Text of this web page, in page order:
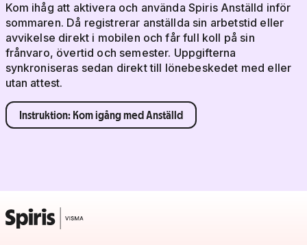
Kom ihåg att aktivera och använda Spiris Anställd inför
sommaren. Då registrerar anställda sin arbetstid eller
avvikelse direkt i mobilen och får full koll på sin
frånvaro, övertid och semester. Uppgifterna
synkroniseras sedan direkt till lönebeskedet med eller
utan attest.
Instruktion: Kom igång med Anställd